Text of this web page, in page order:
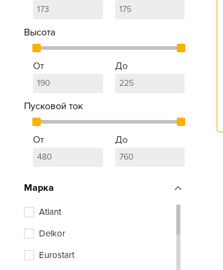
Высота
От До
Пусковой ток
От До
Марка
Atlant
Delkor
Eurostart